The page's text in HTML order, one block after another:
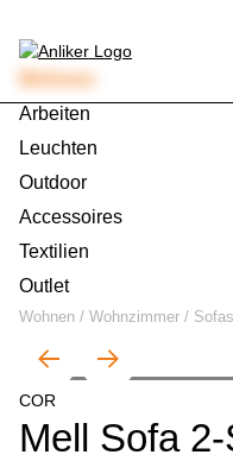
Wohnen
Arbeiten
Leuchten
Outdoor
Accessoires
Textilien
Outlet
Wohnen / Wohnzimmer / Sofas
COR
Mell Sofa